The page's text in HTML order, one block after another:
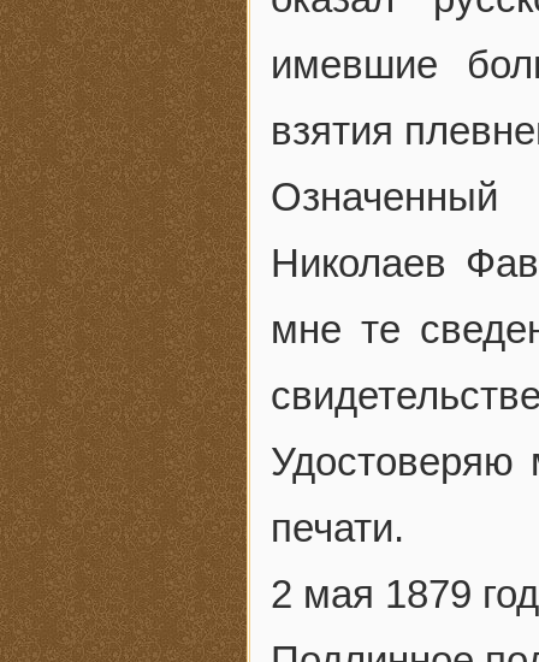
имевшие
взятия
Означенный
Николаев
мне те
печати.
2 мая 1879